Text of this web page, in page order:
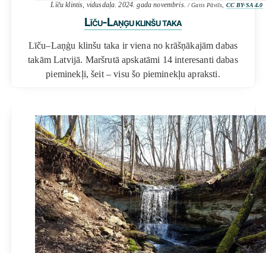
Līču klintis, vidusdaļa. 2024. gada novembris./ Gatis Pāvils, CC BY-SA 4.0
Līču-Laņģu klinšu taka
Līču–Laņģu klinšu taka ir viena no krāšņākajām dabas
takām Latvijā. Maršrutā apskatāmi 14 interesanti dabas
pieminekļi, šeit – visu šo pieminekļu apraksti.